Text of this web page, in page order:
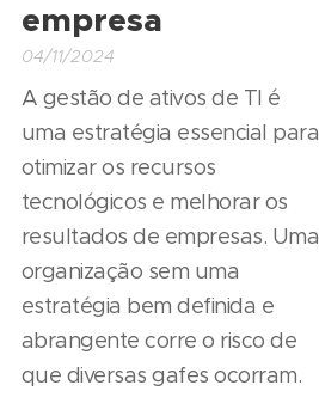
empresa
04/11/2024
A gestão de ativos de TI é
uma estratégia essencial para
otimizar os recursos
tecnológicos e melhorar os
resultados de empresas. Uma
organização sem uma
estratégia bem definida e
abrangente corre o risco de
que diversas gafes ocorram.